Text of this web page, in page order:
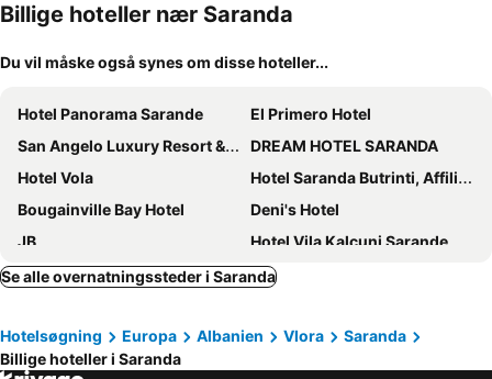
Billige hoteller nær Saranda
Du vil måske også synes om disse hoteller...
Hotel Panorama Sarande
El Primero Hotel
San Angelo Luxury Resort & Spa - Adults Only
DREAM HOTEL SARANDA
Hotel Vola
Hotel Saranda Butrinti, Affiliated by Meliá
Bougainville Bay Hotel
Deni's Hotel
JB
Hotel Vila Kalcuni Sarande
Sunshine Corfu Hotel & Spa
Vila Era Beach
Acharavi Beach Hotel
Koloseo Rezidence
Hotel Agimi
Hotel Luxury
Se alle overnatningssteder i Saranda
Hotelsøgning Europa Albanien Vlora
Saranda
Billige hoteller i Saranda